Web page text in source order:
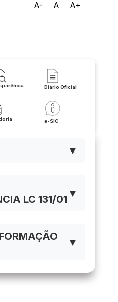
A- A A+
Municipal de
Diário Oficial
e-SIC
▼
LC 131/01 ▼
▼
em:
2018